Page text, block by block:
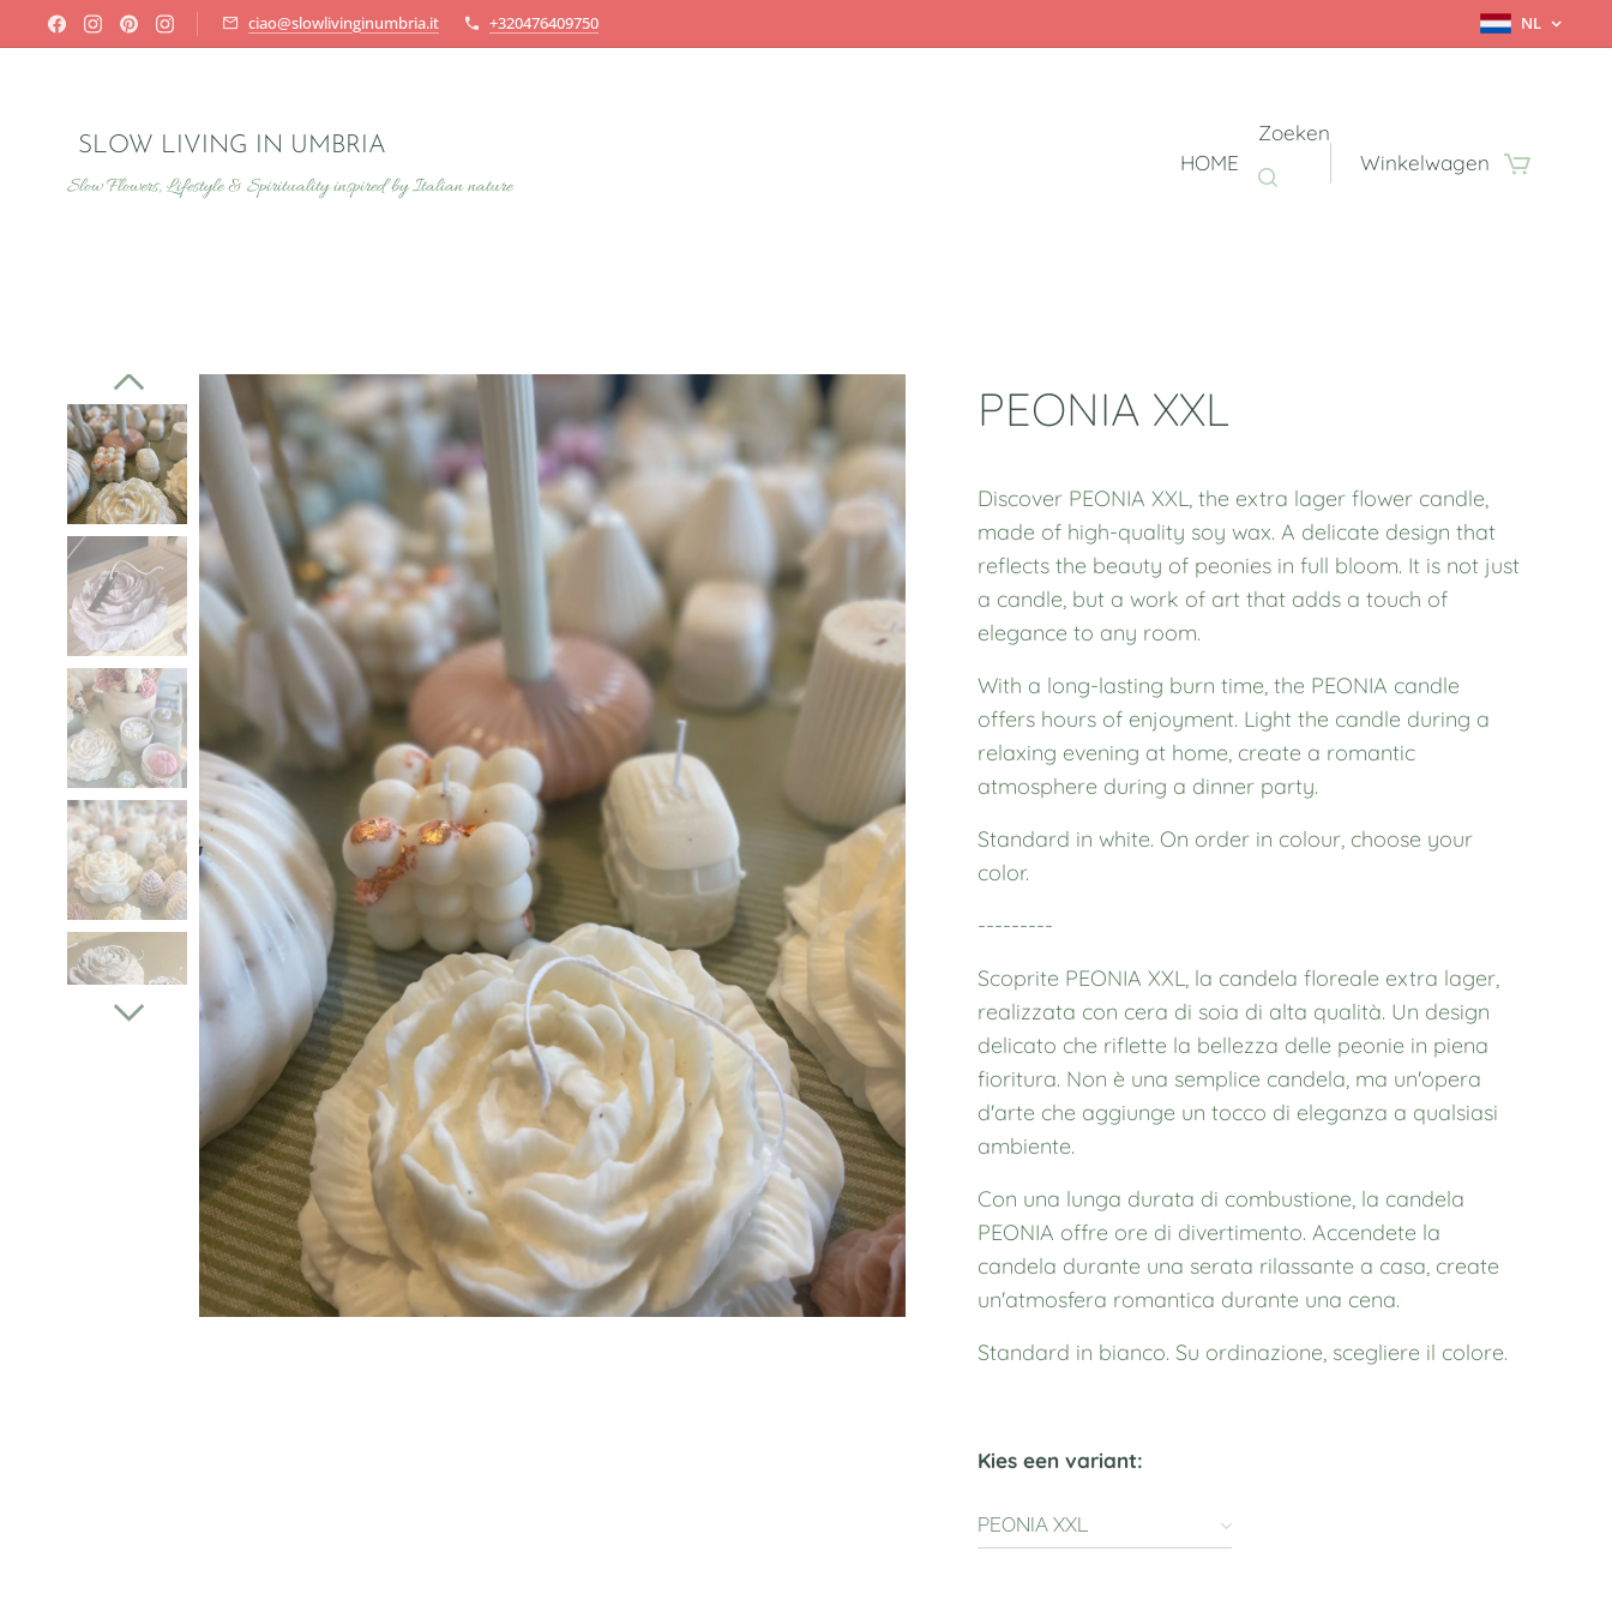
ciao@slowlivinginumbria.it +320476409750 NL
SLOW LIVING IN UMBRIA
Slow Flowers, Lifestyle & Spirituality inspired by Italian nature
HOME
Zoeken
Winkelwagen
PEONIA XXL
Discover PEONIA XXL, the extra lager flower candle,
made of high-quality soy wax. A delicate design that
reflects the beauty of peonies in full bloom. It is not just
a candle, but a work of art that adds a touch of
elegance to any room.
With a long-lasting burn time, the PEONIA candle
offers hours of enjoyment. Light the candle during a
relaxing evening at home, create a romantic
atmosphere during a dinner party.
Standard in white. On order in colour, choose your
color.
---------
Scoprite PEONIA XXL, la candela floreale extra lager,
realizzata con cera di soia di alta qualità. Un design
delicato che riflette la bellezza delle peonie in piena
fioritura. Non è una semplice candela, ma un'opera
d'arte che aggiunge un tocco di eleganza a qualsiasi
ambiente.
Con una lunga durata di combustione, la candela
PEONIA offre ore di divertimento. Accendete la
candela durante una serata rilassante a casa, create
un'atmosfera romantica durante una cena.
Standard in bianco. Su ordinazione, scegliere il colore.
Kies een variant:
PEONIA XXL